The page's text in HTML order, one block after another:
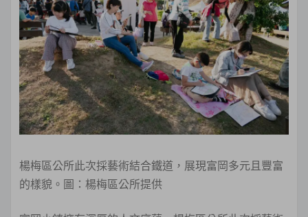
楊梅區公所此次採藝術結合鐵道，展現富岡多元且豐富
的樣貌。圖：楊梅區公所提供